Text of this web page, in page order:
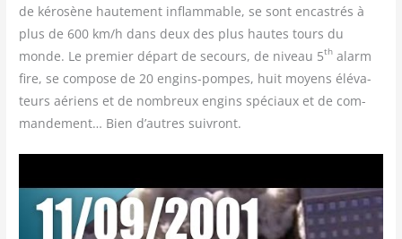
de kéro­sène hau­te­ment inflam­mable, se sont encas­trés à
plus de 600 km/​h dans deux des plus hautes tours du
monde. Le pre­mier départ de secours, de niveau 5th alarm
fire, se com­pose de 20 engins-pompes, huit moyens élé­va­
teurs aériens et de nom­breux engins spé­ciaux et de com­
man­de­ment… Bien d’autres suivront.